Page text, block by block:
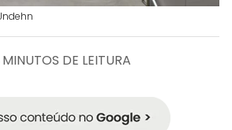
DE LEITURA